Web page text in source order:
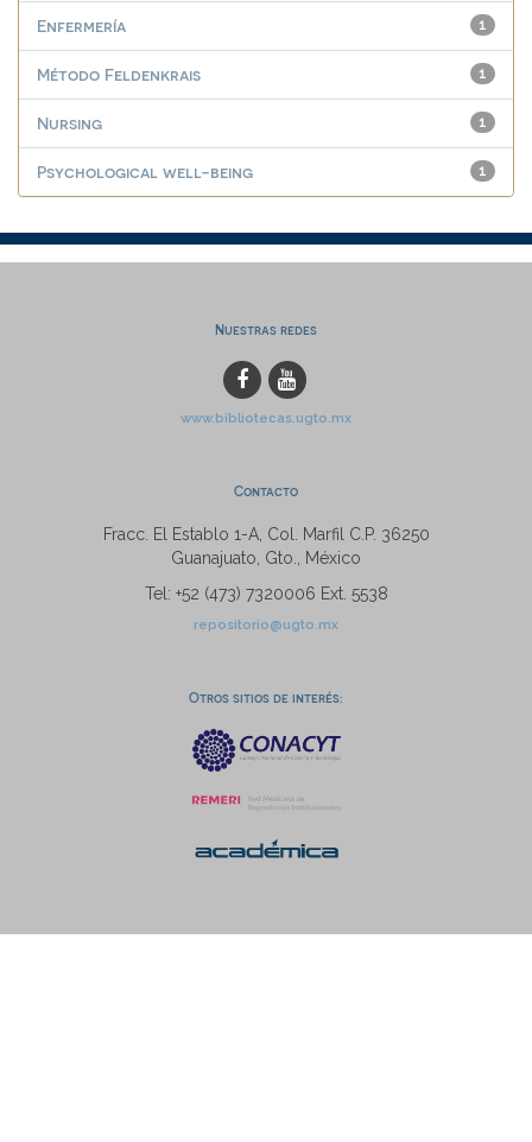
1
Enfermería
1
Método Feldenkrais
1
Nursing
1
Psychological well-being
Nuestras redes
www.bibliotecas.ugto.mx
Contacto
Fracc. El Establo 1-A, Col. Marfil C.P. 36250
Guanajuato, Gto., México
Tel: +52 (473) 7320006 Ext. 5538
repositorio@ugto.mx
Otros sitios de interés: